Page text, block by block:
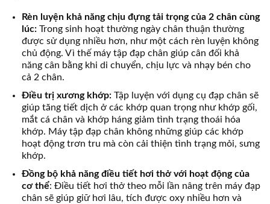
Rèn luyện khả năng chịu đựng tải trọng của 2 chân cùng
lúc:Trong sinh hoạt thường ngày chân thuận thường
được sử dụng nhiều hơn, như một cách rèn luyện không
chủ động. Vì thế máy tập đạp chân giúp cân đối khả
năng cân bằng khi di chuyển, chịu lực và nhạy bén cho
cả 2 chân.
Điều trị xương khớp:Tập luyện với dụng cụ đạp chân sẽ
giúp tăng tiết dịch ở các khớp quan trọng như khớp gối,
mắt cá chân và khớp háng giảm tình trạng thoái hóa
khớp. Máy tập đạp chân không những giúp các khớp
hoạt động trơn tru mà còn cải thiện tình trạng mỏi, sưng
khớp.
Đồng bộ khả năng điều tiết hơi thở với hoạt động của
cơ thể: Điều tiết hơi thở theo mỗi lần nâng trên máy đạp
chân sẽ giúp giữ hơi lâu, tích được oxy nhiều hơn và